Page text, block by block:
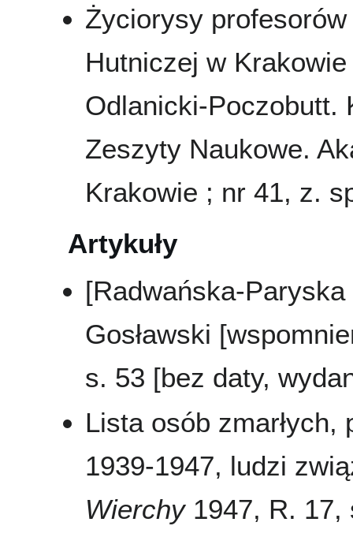
Życiorysy
Hutniczej w
Odlanicki-Poczobutt.
Zeszyty Naukowe.
Krakowie ; nr 41, z.
Artykuły
[Radwańska-Paryska
Gosławski
s. 53 [bez daty,
Lista osób zmarłych,
1939-1947, ludzi
Wierchy1947, R. 17,